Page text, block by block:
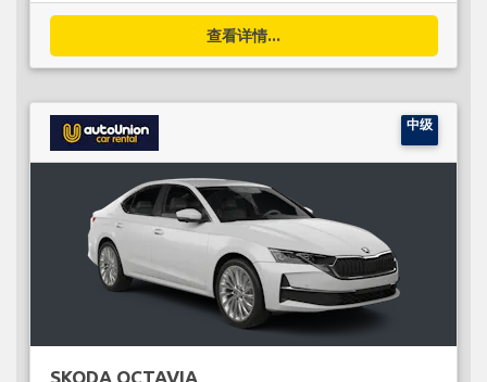
查看详情...
中级
SKODA OCTAVIA